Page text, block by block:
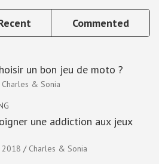
Commented
un bon jeu de moto ?
Charles & Sonia
une addiction aux jeux
Charles & Sonia